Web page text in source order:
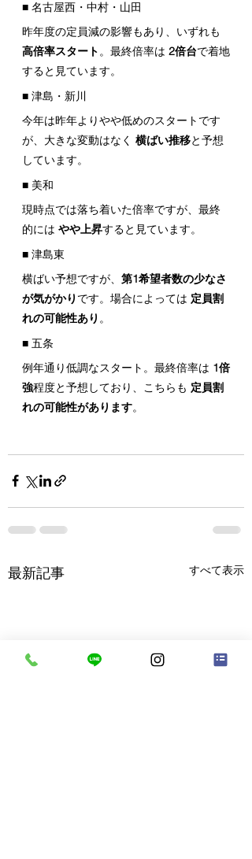
■ 名古屋西・中村・山田
昨年度の定員減の影響もあり、いずれも
高倍率スタート 。最終倍率は 2倍台で着地
すると見ています。
■ 津島・新川
今年は昨年よりやや低めのスタートです
が、大きな変動はなく 横ばい推移と予想
しています。
■ 美和
現時点では落ち着いた倍率ですが、最終
的には やや上昇すると見ています。
■ 津島東
横ばい予想ですが、 第1希望者数の少なさ
が気がかり です。場合によっては 定員割
れの可能性あり 。
■ 五条
例年通り低調なスタート。最終倍率は 1倍
強程度と予想しており、こちらも 定員割
れの可能性があります。
最新記事 すべて表示